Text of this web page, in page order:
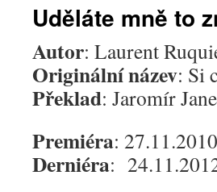
Uděláte mně to
Autor: Laurent
Originální název: Si
Překlad: Jaromír
Premiéra: 27.11.2010
Derniéra: